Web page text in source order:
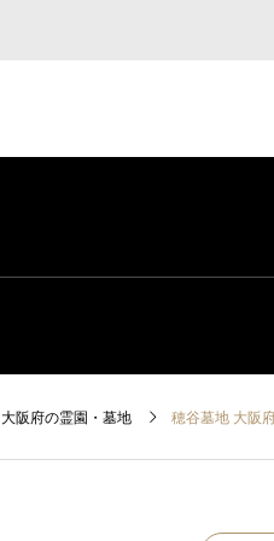
大阪府の霊園・墓地 穂谷墓地 大阪